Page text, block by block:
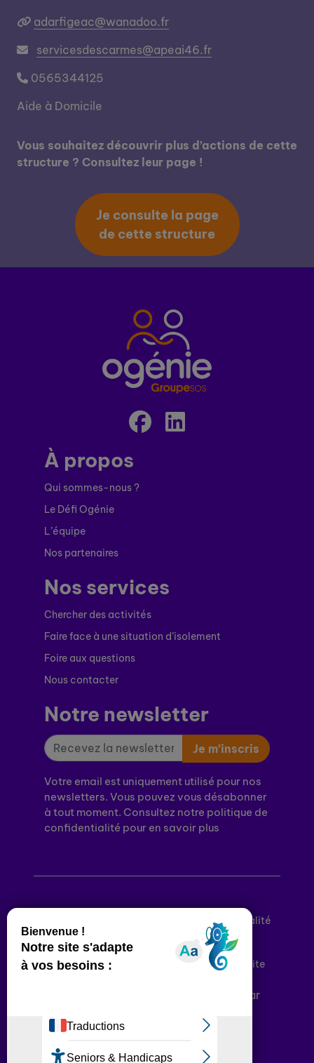
adarfigeac@wanadoo.fr
servicesdescarmes@apeai46.fr
0565344125
Aide à Domicile
Vous souhaitez découvrir plus d’actions de cette
structure ? Consultez leur page !
Je consulte la page
de cette structure
À propos
Qui sommes-nous ?
Le Défi Ogénie
L’équipe
Nos partenaires
Nos services
Chercher des activités
Faire face à une situation d’isolement
Foire aux questions
Nous contacter
Notre newsletter
Je m’inscris
Votre email est uniquement utilisé pour nos
newsletters. Vous pouvez vous désabonner
à tout moment. Consultez notre politique de
confidentialité pour en savoir plus
Politique de confidentialité
Conditions générales d’utilisation
Déclaration d’accessibilité
Plan du site
Plateforme développée en France par